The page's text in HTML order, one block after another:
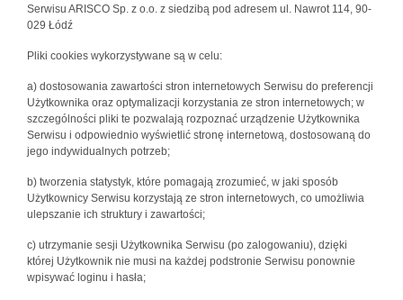
Serwisu ARISCO Sp. z o.o. z siedzibą pod adresem ul. Nawrot 114, 90-
029 Łódź
Pliki cookies wykorzystywane są w celu:
a) dostosowania zawartości stron internetowych Serwisu do preferencji
Użytkownika oraz optymalizacji korzystania ze stron internetowych; w
szczególności pliki te pozwalają rozpoznać urządzenie Użytkownika
Serwisu i odpowiednio wyświetlić stronę internetową, dostosowaną do
jego indywidualnych potrzeb;
b) tworzenia statystyk, które pomagają zrozumieć, w jaki sposób
Użytkownicy Serwisu korzystają ze stron internetowych, co umożliwia
ulepszanie ich struktury i zawartości;
c) utrzymanie sesji Użytkownika Serwisu (po zalogowaniu), dzięki
której Użytkownik nie musi na każdej podstronie Serwisu ponownie
wpisywać loginu i hasła;